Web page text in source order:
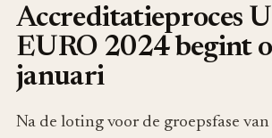
Accreditatieproces
EURO 2024 begint
januari
Na de loting voor de groepsfase